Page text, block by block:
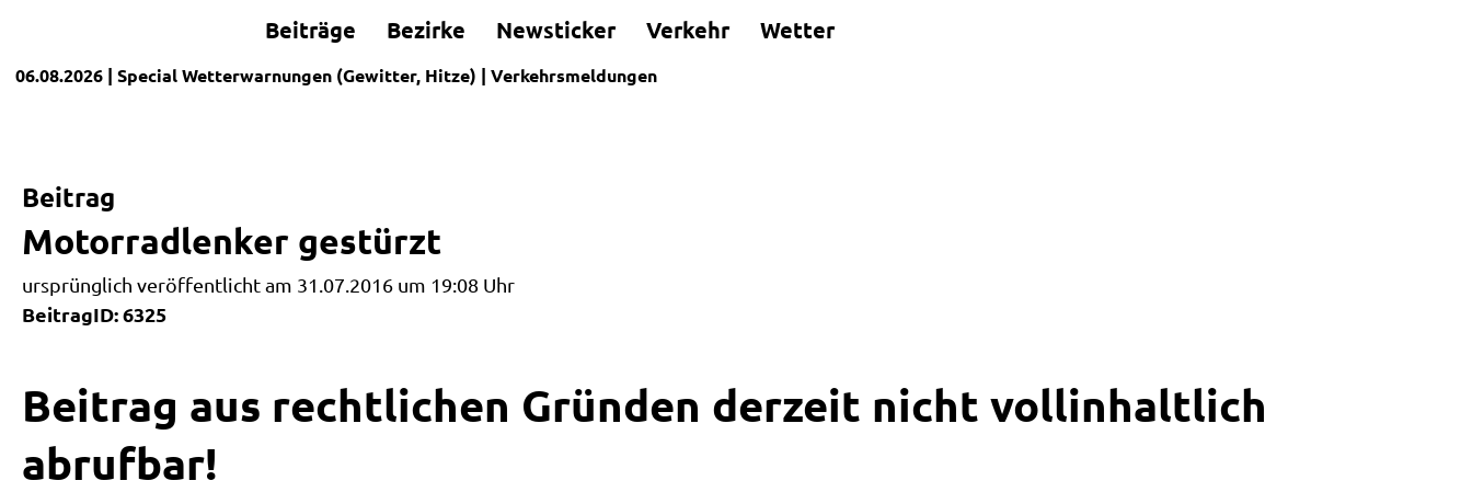
Beiträge Bezirke Newsticker Verkehr Wetter
06.08.2026 | SpecialWetterwarnungen (Gewitter, Hitze) | Verkehrsmeldungen
Beitrag
Motorradlenker gestürzt
ursprünglich veröffentlicht am 31.07.2016 um 19:08 Uhr
BeitragID: 6325
Beitrag aus rechtlichen Gründen derzeit nicht vollinhaltlich
abrufbar!